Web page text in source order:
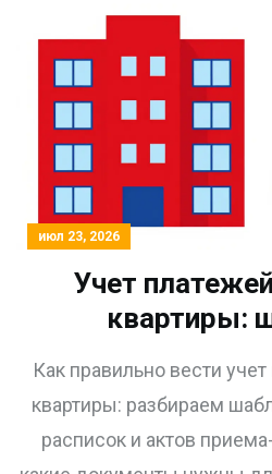
июл 23, 2026
Учет
квартиры:
акты
Как правильно вести
квартиры: разбираем
расписок и актов